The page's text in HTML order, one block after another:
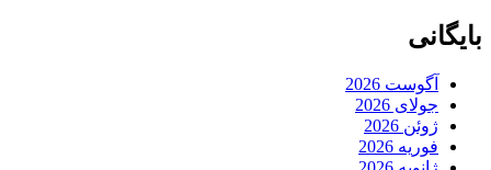
بایگانی
آگوست 2026
جولای 2026
ژوئن 2026
فوریه 2026